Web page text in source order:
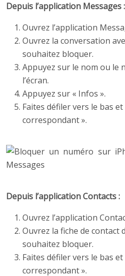
Depuis l’application Messages :
Ouvrez l’application
Ouvrez la conversation
souhaitez bloquer.
Appuyez sur le nom ou le
l’écran.
Appuyez sur « Infos ».
Faites défiler vers le bas
correspondant ».
Depuis l’application Contacts :
Ouvrez l’application
Ouvrez la fiche de contact
souhaitez bloquer.
Faites défiler vers le bas
correspondant ».